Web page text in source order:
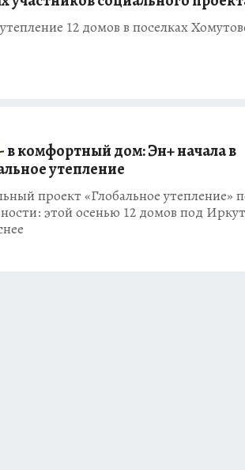
12 домов в поселках
- в комфортный дом: Эн+ начала в
утепление
проект «Глобальное утепление»
этой осенью 12 домов под